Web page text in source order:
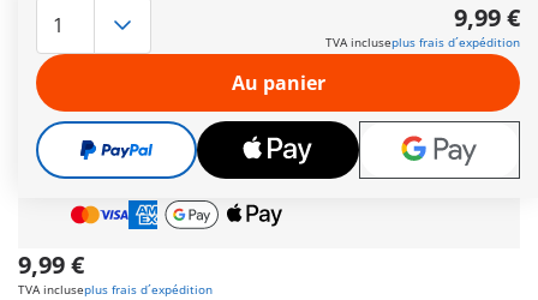
Comprend trois personnages, un gâteau et des des
accessoires.
Autres informations
Cadeauincroyable offert dès 35 € d’achat!
Livraison gratuite
pour toute commande dès60 €
Paiement sécuriséet flexible
9,99 €
TVA incluseplus frais d´expédition
9,99 €
TVA incluseplus frais d´expédition
Au panier